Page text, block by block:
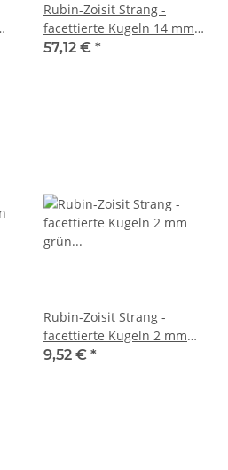
Rubin-Zoisit Strang -
facettierte Kugeln 14 mm
grün rot, 40 cm /4431
57,12 € *
Rubin-Zoisit Strang -
facettierte Kugeln 2 mm
grün rot, 39 cm /2260
9,52 € *